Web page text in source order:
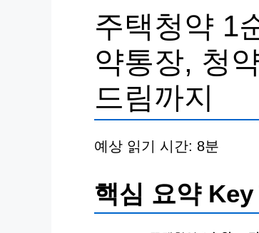
주택청약 1
약통장, 청
드림까지
예상 읽기 시간: 8분
핵심 요약